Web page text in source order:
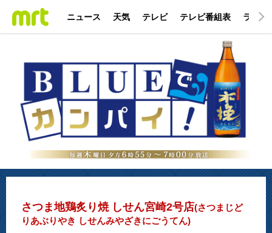
ニュース 天気 テレビ テレビ番組表 ラジオ
さつま地鶏炙り焼 しせん宮崎2号店(さつまじど
りあぶりやき しせんみやざきにごうてん)